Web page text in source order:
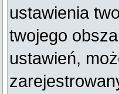
ustawienia
twojego
ustawień,